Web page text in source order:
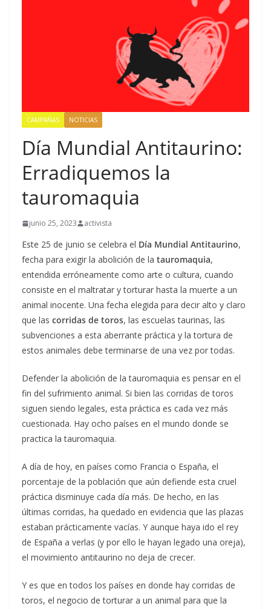
CAMPAÑAS NOTICIAS
Día Mundial Antitaurino:
Erradiquemos la
tauromaquia
junio 25, 2023 activista
Este 25 de junio se celebra el Día Mundial Antitaurino,
fecha para exigir la abolición de la tauromaquia,
entendida erróneamente como arte o cultura, cuando
consiste en el maltratar y torturar hasta la muerte a un
animal inocente. Una fecha elegida para decir alto y claro
que las corridas de toros, las escuelas taurinas, las
subvenciones a esta aberrante práctica y la tortura de
estos animales debe terminarse de una vez por todas.
Defender la abolición de la tauromaquia es pensar en el
fin del sufrimiento animal. Si bien las corridas de toros
siguen siendo legales, esta práctica es cada vez más
cuestionada. Hay ocho países en el mundo donde se
practica la tauromaquia.
A día de hoy, en países como Francia o España, el
porcentaje de la población que aún defiende esta cruel
práctica disminuye cada día más. De hecho, en las
últimas corridas, ha quedado en evidencia que las plazas
estaban prácticamente vacías. Y aunque haya ido el rey
de España a verlas (y por ello le hayan legado una oreja),
el movimiento antitaurino no deja de crecer.
Y es que en todos los países en donde hay corridas de
toros, el negocio de torturar a un animal para que la